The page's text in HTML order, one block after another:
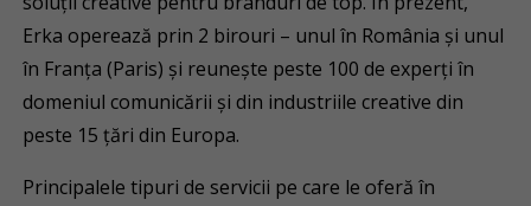
Erka operează prin 2 birouri – unul în România și unul
în Franța (Paris) și reunește peste 100 de experți în
domeniul comunicării și din industriile creative din
peste 15 țări din Europa.
Principalele tipuri de servicii pe care le oferă în